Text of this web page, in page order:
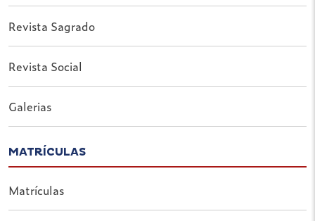
Revista Sagrado
Revista Social
Galerias
MATRÍCULAS
Matrículas